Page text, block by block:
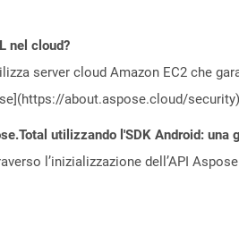
nel cloud?
server cloud Amazon EC2 che
about.aspose.cloud/
utilizzando l'SDK Android: una
l’inizializzazione dell’API